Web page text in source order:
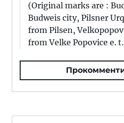
(Original marks are :
Budweis city, Pilsner
from Pilsen,
from Velke Popovice e. t.